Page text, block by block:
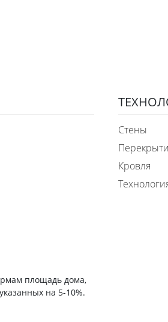
площадь дома,
на 5-10%.
стены
Кровля